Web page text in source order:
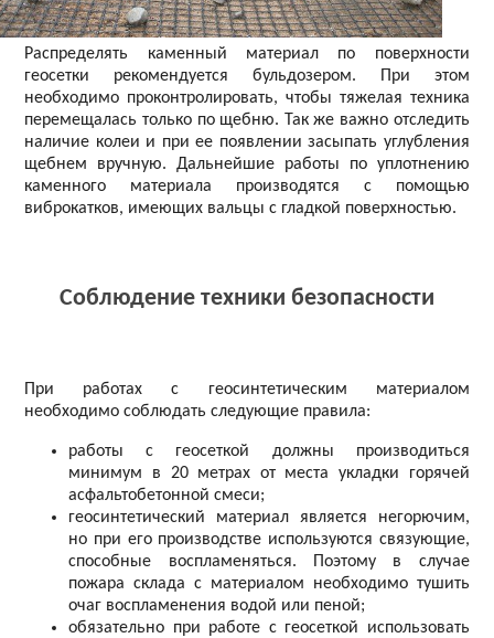
Распределять каменный материал по поверхности
геосетки рекомендуется бульдозером. При этом
необходимо проконтролировать, чтобы тяжелая техника
перемещалась только по щебню. Так же важно отследить
наличие колеи и при ее появлении засыпать углубления
щебнем вручную. Дальнейшие работы по уплотнению
каменного материала производятся с помощью
виброкатков, имеющих вальцы с гладкой поверхностью.
Соблюдение техники безопасности
При работах с геосинтетическим материалом
необходимо соблюдать следующие правила:
работы с геосеткой должны производиться
минимум в 20 метрах от места укладки горячей
асфальтобетонной смеси;
геосинтетический материал является негорючим,
но при его производстве используются связующие,
способные воспламеняться. Поэтому в случае
пожара склада с материалом необходимо тушить
очаг воспламенения водой или пеной;
обязательно при работе с геосеткой использовать